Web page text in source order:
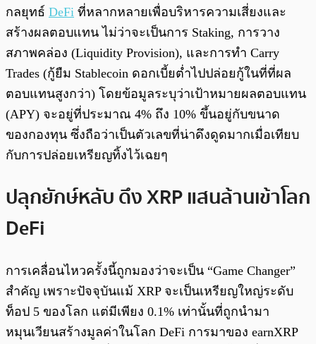
กลยุทธ์ DeFi ที่หลากหลายเพื่อบริหารความเสี่ยงและ
สร้างผลตอบแทน ไม่ว่าจะเป็นการ Staking, การวาง
สภาพคล่อง (Liquidity Provision), และการทำ Carry
Trades (กู้ยืม Stablecoin ดอกเบี้ยต่ำไปปล่อยกู้ในที่ที่ผล
ตอบแทนสูงกว่า) โดยข้อมูลระบุว่าเป้าหมายผลตอบแทน
(APY) จะอยู่ที่ประมาณ 4% ถึง 10% ขึ้นอยู่กับขนาด
ของกองทุน ซึ่งถือว่าเป็นตัวเลขที่น่าดึงดูดมากเมื่อเทียบ
กับการปล่อยเหรียญทิ้งไว้เฉยๆ
ปลุกยักษ์หลับ ดึง XRP แสนล้านเข้าโลก
DeFi
การเคลื่อนไหวครั้งนี้ถูกมองว่าจะเป็น “Game Changer”
สำคัญ เพราะปัจจุบันแม้ XRP จะเป็นเหรียญใหญ่ระดับ
ท็อป 5 ของโลก แต่มีเพียง 0.1% เท่านั้นที่ถูกนำมา
หมุนเวียนสร้างมูลค่าในโลก DeFi การมาของ earnXRP